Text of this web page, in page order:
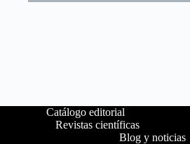
Catálogo editorial
Revistas científicas
Blog y noticias